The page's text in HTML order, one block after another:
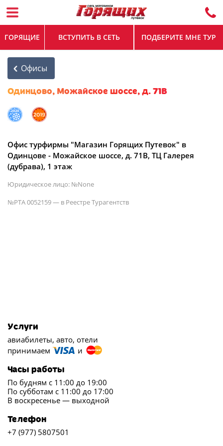
ГОРЯЩИЕ ВСТУПИТЬ В СЕТЬ ПОДБЕРИТЕ МНЕ ТУР
Офисы
Одинцово, Можайское шоссе, д. 71В
Офис турфирмы "Магазин Горящих Путевок" в
Одинцове - Можайское шоссе, д. 71В, ТЦ Галерея
(дубрава), 1 этаж
Юридическое лицо: №None
№РТА 0052159 — в Реестре Турагентств
Услуги
авиабилеты, авто, отели
принимаем
и
Часы работы
По будням с 11:00 до 19:00
По субботам с 11:00 до 17:00
В воскресенье — выходной
Телефон
+7 (977) 5807501